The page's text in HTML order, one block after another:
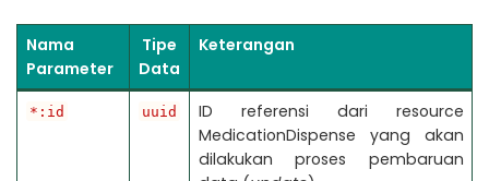
Nama
Parameter
Tipe
Data
Keterangan
*:id uuid
ID referensi dari resource
MedicationDispense yang akan
dilakukan proses pembaruan